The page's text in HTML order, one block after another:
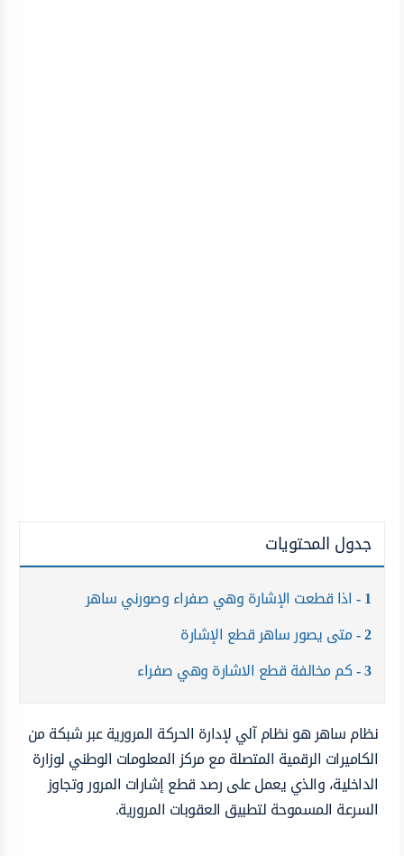
جدول المحتويات
1 اذا قطعت الإشارة وهي صفراء وصورني ساهر
2 متى يصور ساهر قطع الإشارة
3 كم مخالفة قطع الاشارة وهي صفراء
نظام ساهر هو نظام آلي لإدارة الحركة المرورية عبر شبكة من
الكاميرات الرقمية المتصلة مع مركز المعلومات الوطني لوزارة
الداخلية، والذي يعمل على رصد قطع إشارات المرور وتجاوز
السرعة المسموحة لتطبيق العقوبات المرورية.